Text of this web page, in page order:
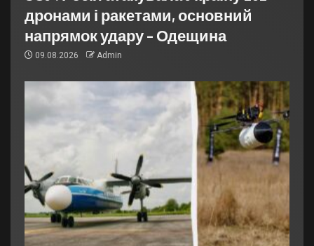
дронами і ракетами, основний
напрямок удару – Одещина
09.08.2026 Admin